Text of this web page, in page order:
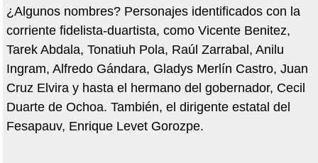
¿Algunos nombres? Personajes identificados con la
corriente fidelista-duartista, como Vicente Benitez,
Tarek Abdala, Tonatiuh Pola, Raúl Zarrabal, Anilu
Ingram, Alfredo Gándara, Gladys Merlín Castro, Juan
Cruz Elvira y hasta el hermano del gobernador, Cecil
Duarte de Ochoa. También, el dirigente estatal del
Fesapauv, Enrique Levet Gorozpe.